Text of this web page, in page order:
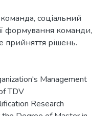
соціальний
формування команди,
прийняття рішень.
Management
TDV
Research